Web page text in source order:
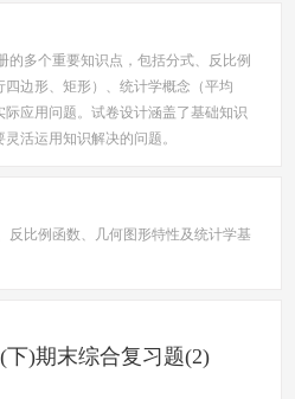
的多个重要知识点，包括分式、反比例
边形、矩形）、统计学概念（平均
应用问题。试卷设计涵盖了基础知识
活运用知识解决的问题。
反比例函数、几何图形特性及统计学基
下)期末综合复习题(2)